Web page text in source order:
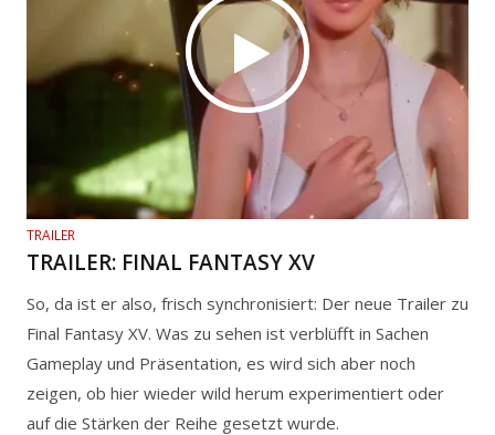
TRAILER
TRAILER: FINAL FANTASY XV
So, da ist er also, frisch synchronisiert: Der neue Trailer zu
Final Fantasy XV. Was zu sehen ist verblüfft in Sachen
Gameplay und Präsentation, es wird sich aber noch
zeigen, ob hier wieder wild herum experimentiert oder
auf die Stärken der Reihe gesetzt wurde.